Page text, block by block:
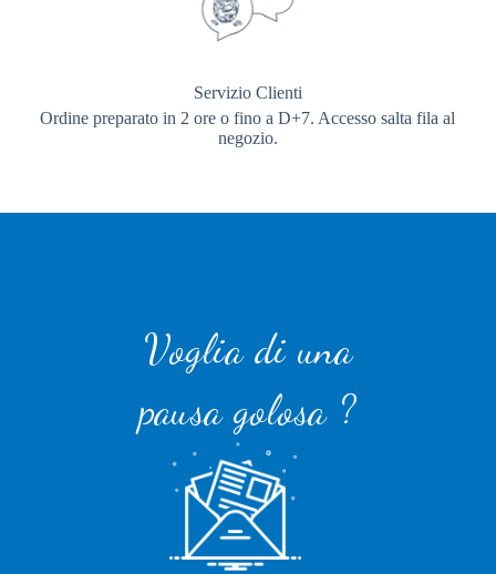
Servizio Clienti
Ordine preparato in 2 ore o fino a D+7. Accesso salta fila al
negozio.
Voglia di una
pausa golosa ?